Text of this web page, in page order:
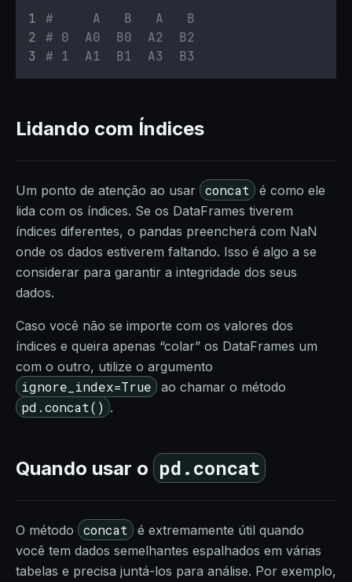
#     A   B   A   B
# 0  A0  B0  A2  B2
# 1  A1  B1  A3  B3
Lidando com Índices
Um ponto de atenção ao usar concat
é como ele
lida com os índices. Se os DataFrames tiverem
índices diferentes, o pandas preencherá com NaN
onde os dados estiverem faltando. Isso é algo a se
considerar para garantir a integridade dos seus
dados.
Caso você não se importe com os valores dos
índices e queira apenas “colar” os DataFrames um
com o outro, utilize o argumento
ignore_index=True ao chamar o método
pd.concat() .
Quando usar o pd.concat
O método concat
é extremamente útil quando
você tem dados semelhantes espalhados em várias
tabelas e precisa juntá-los para análise. Por exemplo,